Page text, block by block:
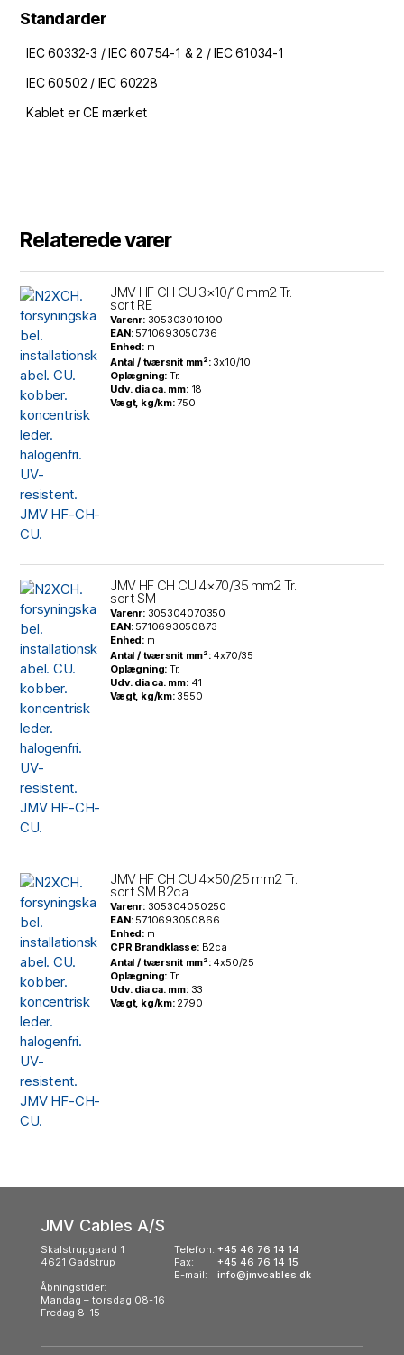
Standarder
IEC 60332-3 / IEC 60754-1 & 2 / IEC 61034-1
IEC 60502 / IEC 60228
Kablet er CE mærket
Relaterede varer
JMV HF CH CU 3×10/10 mm2 Tr.
sort RE
Varenr: 305303010100
EAN: 5710693050736
Enhed: m
Antal / tværsnit mm²: 3x10/10
Oplægning: Tr.
Udv. dia ca. mm: 18
Vægt, kg/km:750
JMV HF CH CU 4×70/35 mm2 Tr.
sort SM
Varenr: 305304070350
EAN: 5710693050873
Enhed: m
Antal / tværsnit mm²: 4x70/35
Oplægning: Tr.
Udv. dia ca. mm: 41
Vægt, kg/km: 3550
JMV HF CH CU 4×50/25 mm2 Tr.
sort SM B2ca
Varenr: 305304050250
EAN: 5710693050866
Enhed: m
CPR Brandklasse: B2ca
Antal / tværsnit mm²: 4x50/25
Oplægning: Tr.
Udv. dia ca. mm: 33
Vægt, kg/km: 2790
JMV Cables A/S
Skalstrupgaard 1
4621 Gadstrup
Telefon:
Fax:
E-mail:
+45 46 76 14 14
+45 46 76 14 15
info@jmvcables.dk
Åbningstider:
Mandag – torsdag 08-16
Fredag 8-15